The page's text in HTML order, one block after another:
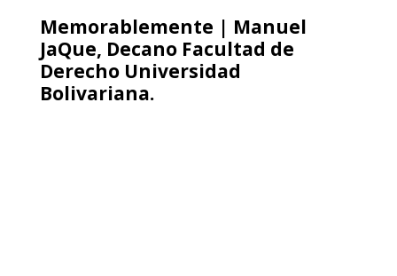
Memorablemente | Manuel
JaQue, Decano Facultad de
Derecho Universidad
Bolivariana.